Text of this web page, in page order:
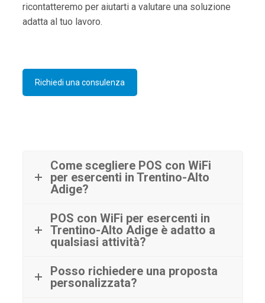
ricontatteremo per aiutarti a valutare una soluzione
adatta al tuo lavoro.
Richiedi una consulenza
Come scegliere POS con WiFi
per esercenti in Trentino-Alto
Adige?
POS con WiFi per esercenti in
Trentino-Alto Adige è adatto a
qualsiasi attività?
Posso richiedere una proposta
personalizzata?